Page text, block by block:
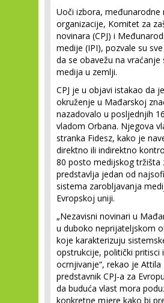
Uoči izbora, međunarodne
organizacije, Komitet za
novinara (CPJ) i
medije (IPI), pozvale su
da se obavežu na vraćanje
medija u zemlji.
CPJ je u objavi istakao da
okruženje u Mađarskoj
nazadovalo u posljednjih
vladom Orbana. Njegova
stranka Fidesz, kako je
direktno ili indirektno
80 posto medijskog tržišta
predstavlja jedan od
sistema zarobljavanja
Evropskoj uniji.
„Nezavisni novinari u
u duboko neprijateljskom
koje karakterizuju
opstrukcije, politički pritisci
ocrnjivanje“, rekao je Attila
predstavnik CPJ-a za
da buduća vlast mora
konkretne mjere kako bi